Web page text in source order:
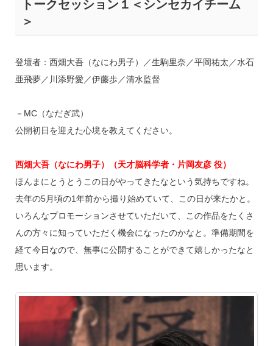
トークセッション１＜シンセカイチーム
＞
登壇者：西畑大吾（なにわ男子）／生駒里奈／平岡祐太／水石
亜飛夢／川添野愛／伊藤歩／清水監督
－MC（なだぎ武）
公開初日を迎えた心境を教えてください。
西畑大吾（なにわ男子）（天才脳科学者・片岡友彦 役）
ほんまにとうとうこの日がやってきたなという気持ちですね。
去年の5月頃の1年前から撮り始めていて、この日が来たかと。
いろんなプロモーションさせていただいて、この作品をたくさ
んの方々に知っていただく機会になったのかなと。準備期間を
経て今日なので、無事に公開することができて嬉しかったなと
思います。